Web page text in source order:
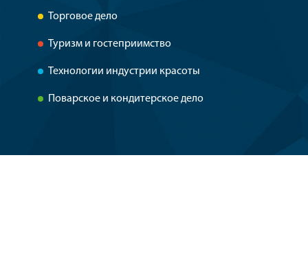
Торговое дело
Туризм и гостеприимство
Технологии индустрии красоты
Поварское и кондитерское дело